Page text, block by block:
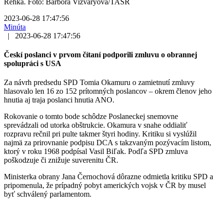
2023-06-28 17:47:56
Minúta
|
2023-06-28 17:47:56
Českí poslanci v prvom čítaní podporili zmluvu o obrannej
spolupráci s USA
Za návrh predsedu SPD Tomia Okamuru o zamietnutí zmluvy
hlasovalo len 16 zo 152 prítomných poslancov – okrem členov jeho
hnutia aj traja poslanci hnutia ANO.
Rokovanie o tomto bode schôdze Poslaneckej snemovne
sprevádzali od utorka obštrukcie. Okamura v snahe oddialiť
rozpravu rečnil pri pulte takmer štyri hodiny. Kritiku si vyslúžil
najmä za prirovnanie podpisu DCA s takzvaným pozývacím listom,
ktorý v roku 1968 podpísal Vasil Biľak. Podľa SPD zmluva
poškodzuje či znižuje suverenitu ČR.
Ministerka obrany Jana Černochová dôrazne odmietla kritiku SPD a
pripomenula, že prípadný pobyt amerických vojsk v ČR by musel
byť schválený parlamentom.